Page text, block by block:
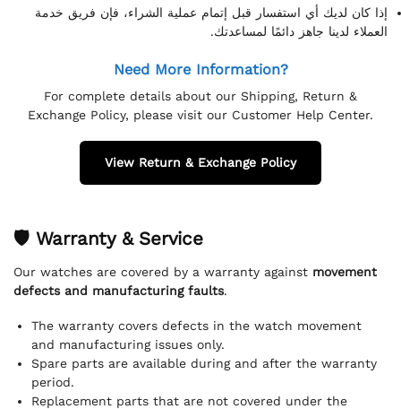
إذا كان لديك أي استفسار قبل إتمام عملية الشراء، فإن فريق خدمة
العملاء لدينا جاهز دائمًا لمساعدتك.
Need More Information?
For complete details about our Shipping, Return &
Exchange Policy, please visit our Customer Help Center.
View Return & Exchange Policy
🛡 Warranty & Service
Our watches are covered by a warranty against movement
defects and manufacturing faults.
The warranty covers defects in the watch movement
and manufacturing issues only.
Spare parts are available during and after the warranty
period.
Replacement parts that are not covered under the